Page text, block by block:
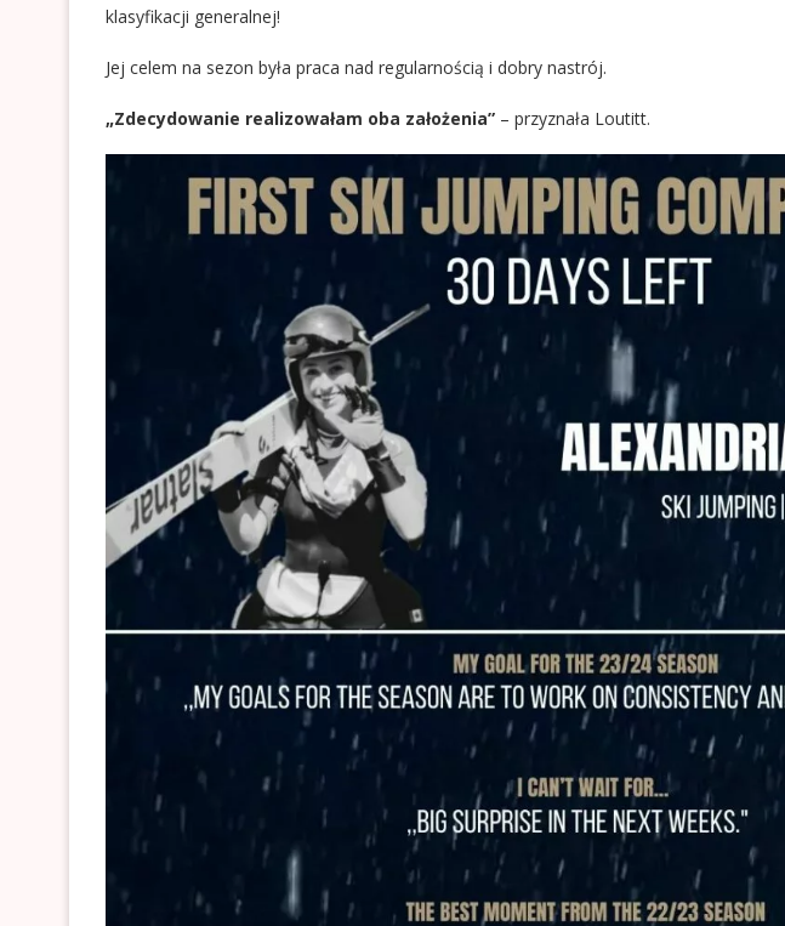
klasyfikacji generalnej!
Jej celem na sezon była praca nad regularnością i dobry nastrój.
„Zdecydowanie realizowałam oba założenia” – przyznała Loutitt.